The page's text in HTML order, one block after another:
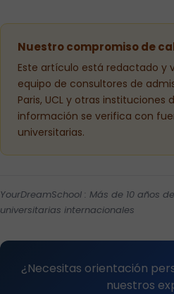
Nuestro compromiso de
Este artículo está redactado y
equipo de consultores de
Paris, UCL y otras instituciones
información se verifica con
universitarias.
YourDreamSchool : Más de 10 años
universitarias internacionales
¿Necesitas orientación
nuestros